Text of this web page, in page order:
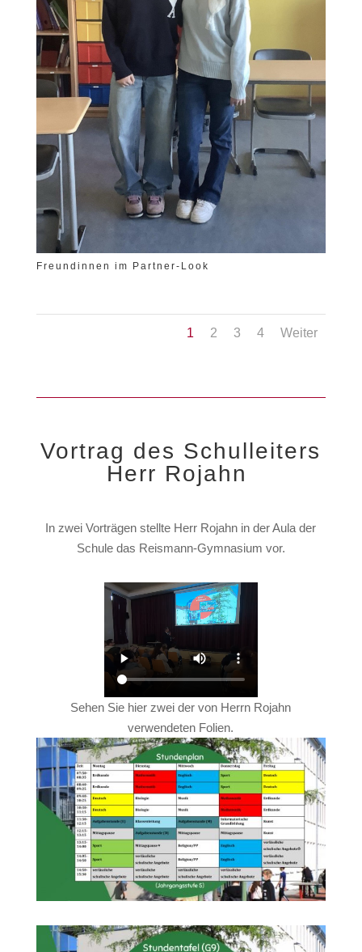
Freundinnen im Partner-Look
1 2 3 4 Weiter
Vortrag des Schulleiters
Herr Rojahn
In zwei Vorträgen stellte Herr Rojahn in der Aula der
Schule das Reismann-Gymnasium vor.
Sehen Sie hier zwei der von Herrn Rojahn
verwendeten Folien.